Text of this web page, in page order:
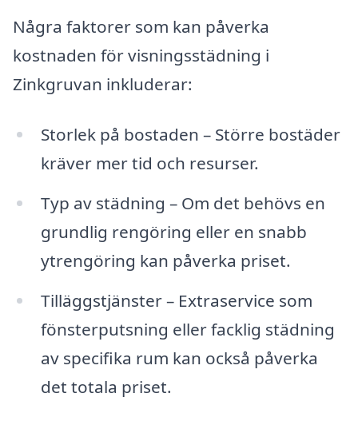
Några faktorer som kan påverka
kostnaden för visningsstädning i
Zinkgruvan inkluderar:
Storlek på bostaden – Större bostäder
kräver mer tid och resurser.
Typ av städning – Om det behövs en
grundlig rengöring eller en snabb
ytrengöring kan påverka priset.
Tilläggstjänster – Extraservice som
fönsterputsning eller facklig städning
av specifika rum kan också påverka
det totala priset.